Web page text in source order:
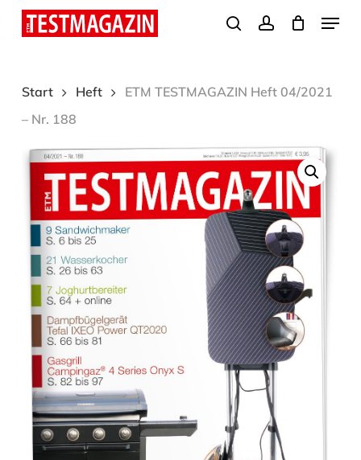
Skip
content
search
Menu
Start Heft
ETM TESTMAGAZIN Heft 04/2021
– Nr. 188